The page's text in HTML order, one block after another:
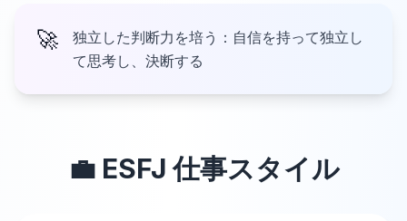
🚀
独立した判断力を培う：自信を持って独立し
て思考し、決断する
💼 ESFJ 仕事スタイル